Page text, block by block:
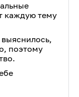
каждую тему
поэтому